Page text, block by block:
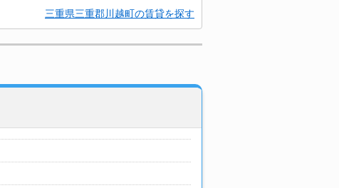
三重県三重郡川越町の賃貸を探す